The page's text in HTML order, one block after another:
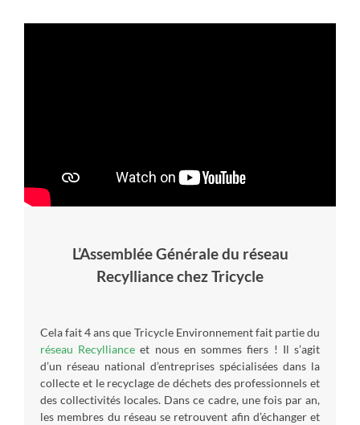
L’Assemblée Générale du réseau
Recylliance chez Tricycle
Cela fait 4 ans que Tricycle Environnement fait partie du
réseau Recylliance et nous en sommes fiers ! Il s’agit
d’un réseau national d’entreprises spécialisées dans la
collecte et le recyclage de déchets des professionnels et
des collectivités locales. Dans ce cadre, une fois par an,
les membres du réseau se retrouvent afin d’échanger et